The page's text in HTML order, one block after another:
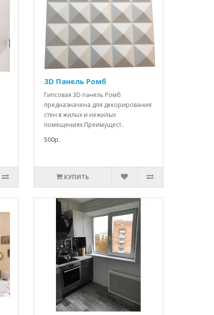
3D Панель Ромб
Гипсовая 3D панель Ромб
предназначена для декорирования
стен в жилых и нежилых
помещениях.Преимущест..
500р.
КУПИТЬ